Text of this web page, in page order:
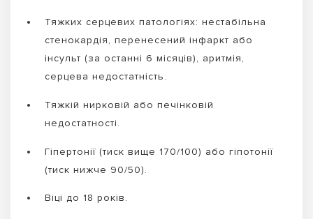
Тяжких серцевих патологіях: нестабільна
стенокардія, перенесений інфаркт або
інсульт (за останні 6 місяців), аритмія,
серцева недостатність.
Тяжкій нирковій або печінковій
недостатності.
Гіпертонії (тиск вище 170/100) або гіпотонії
(тиск нижче 90/50).
Віці до 18 років.